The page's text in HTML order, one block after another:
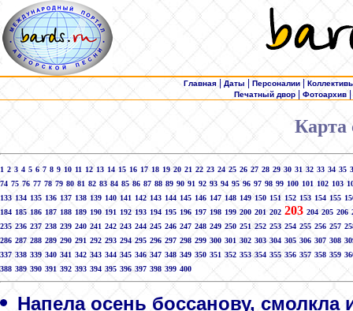
Главная| Даты Персоналии|
Печатный двор| Фотоархив
Карта
1 2 3 4 5 6 7 8 9 10 11 12 13 14 15 16 17 18 19 20 21 22 23 24 25 26 27 28 29 30 31 32 33 34 35
74 75 76 77 78 79 80 81 82 83 84 85 86 87 88 89 90 91 92 93 94 95 96 97 98 99 100 101 102 103
133 134 135 136 137 138 139 140 141 142 143 144 145 146 147 148 149 150 151 152 153 154 155
184 185 186 187 188 189 190 191 192 193 194 195 196 197 198 199 200 201 202 203 204 205 206
235 236 237 238 239 240 241 242 243 244 245 246 247 248 249 250 251 252 253 254 255 256 257
286 287 288 289 290 291 292 293 294 295 296 297 298 299 300 301 302 303 304 305 306 307 308
337 338 339 340 341 342 343 344 345 346 347 348 349 350 351 352 353 354 355 356 357 358 359
388 389 390 391 392 393 394 395 396 397 398 399 400
Напела осень боссанову,